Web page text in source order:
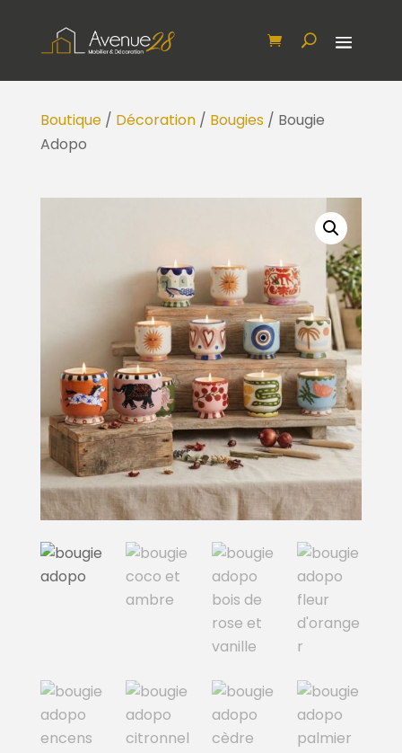
Boutique/ Décoration/ Bougies/ Bougie
Adopo